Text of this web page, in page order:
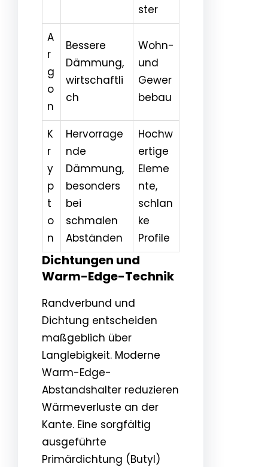
ster
A
r
g
o
n
Bessere
Dämmung,
wirtschaftli
ch
Wohn-
und
Gewer
bebau
K
r
y
p
t
o
n
Hervorrage
nde
Dämmung,
besonders
bei
schmalen
Abständen
Hochw
ertige
Eleme
nte,
schlan
ke
Profile
Dichtungen und
Warm-Edge-Technik
Randverbund und
Dichtung entscheiden
maßgeblich über
Langlebigkeit. Moderne
Warm-Edge-
Abstandshalter reduzieren
Wärmeverluste an der
Kante. Eine sorgfältig
ausgeführte
Primärdichtung (Butyl)